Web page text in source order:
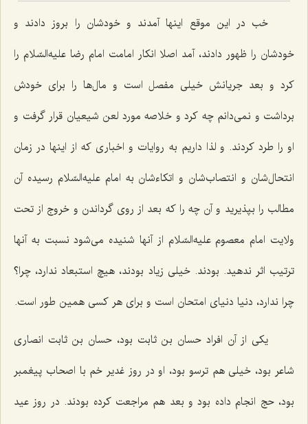
خب در این موقع اینها آمدند و خودشان را بروز دادند و
خودشان را ظهور دادند، آمد اصلا انكار امامت امام رضا علیه‌السّلام را
كرد و بعد جریانش خیلی مفصل است و مال‌ها را برای خودش
برداشت و نمی‌دانم چه كرد و خلاصه مورد لعن شیعیان قرار گرفت و
او را طرد كردند. و لذا داریم به روایات و اخباری كه از اینها در زمان
انتحال‌شان و انتصاب‌شان و اتكاءشان به امام علیه‌السّلام رسیده آن
مطالب را بپذیرید و آن چه را كه بعد از روی گرداندن و خروج از تحت
ولایت امام معصوم علیه‌السّلام از آنها شنیده می‌شود نسبت به آنها
ترتیب اثر ندهید. بودند. خیلی زیاد بودند، هیچ استبعاد ندارد، چرا؟
چرا ندارد، دنیا دنیای امتحان است و برای هر كسی همین طور است.
یكی از آن افراد حسان بن ثابت بود، حسان بن ثابت انصاری
شاعر بود، خیلی هم ترسو بود، او در روز غدیر خم با اصحاب پیغمبر
بود، حج انجام داده بود و بعد هم مراجعت كرده بودند. در روز عید